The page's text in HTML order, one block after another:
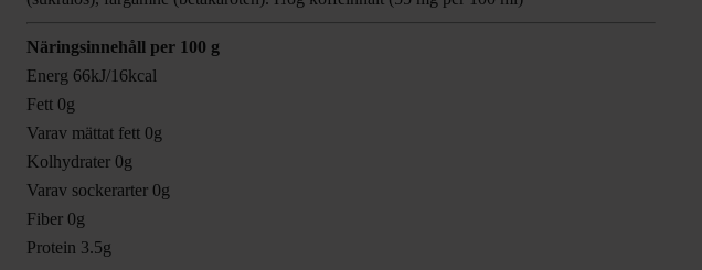
Näringsinnehåll per 100 g
Energ 66kJ/16kcal
Fett 0g
Varav mättat fett 0g
Kolhydrater 0g
Varav sockerarter 0g
Fiber 0g
Protein 3.5g